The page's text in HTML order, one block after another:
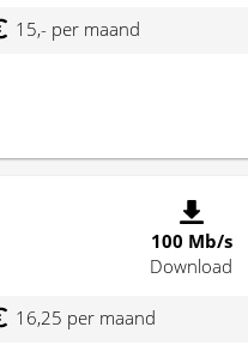
15,- per maand
100 Mb/s
Download
16,25 per maand